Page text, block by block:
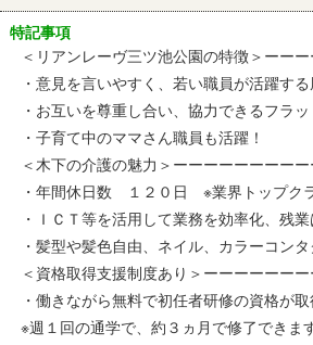
特記事項
＜リアンレーヴ三ツ池公園の特徴＞ーー
・意見を言いやすく、若い職員が活躍す
・お互いを尊重し合い、協力できるフラ
・子育て中のママさん職員も活躍！
＜木下の介護の魅力＞ーーーーーーーー
・年間休日数 １２０日 ※業界トップク
・ＩＣＴ等を活用して業務を効率化、残業
・髪型や髪色自由、ネイル、カラーコン
＜資格取得支援制度あり＞ーーーーーー
・働きながら無料で初任者研修の資格が取
※週１回の通学で、約３ヵ月で修了できま